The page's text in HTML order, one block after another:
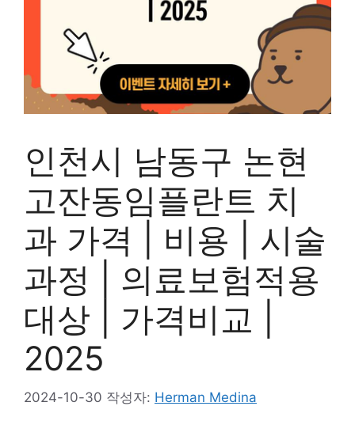
인천시 남동구 논현
고잔동임플란트 치
과 가격 | 비용 | 시술
과정 | 의료보험적용
대상 | 가격비교 |
2025
2024-10-30 작성자: Herman Medina